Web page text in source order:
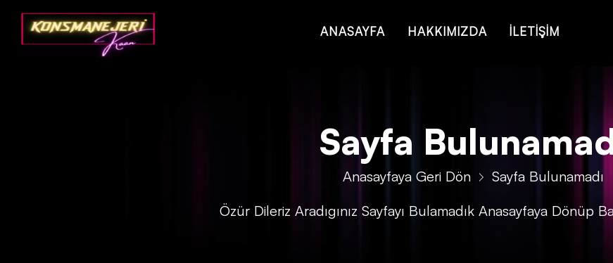
ANASAYFA HAKKIMIZDA İLETİŞİM
Sayfa
Anasayfaya Geri Dön
Sayfa Bulunamadı
Özür Dileriz Aradıgınız Sayfayı Bulamadık Anasayfaya Dönüp